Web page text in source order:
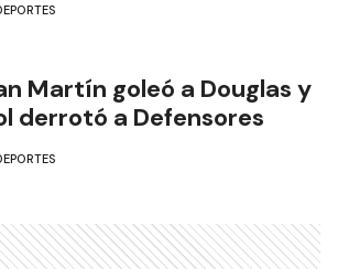
Martín goleó a Douglas y
derrotó a Defensores